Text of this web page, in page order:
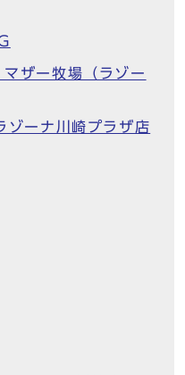
ザー牧場（ラゾー
ゾーナ川崎プラザ店